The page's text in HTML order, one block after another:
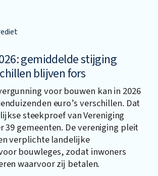
gemiddelde stijging
blijven fors
voor bouwen kan in 2026
euro’s verschillen. Dat
steekproef van Vereniging
39 gemeenten. De vereniging pleit
verplichte landelijke
bouwleges, zodat inwoners
waarvoor zij betalen.